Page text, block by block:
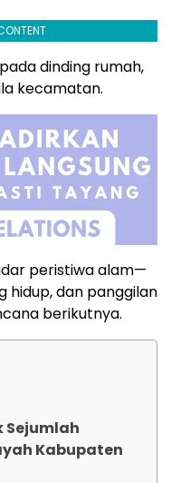
dinding rumah,
kecamatan.
peristiwa alam—
hidup, dan panggilan
berikutnya.
Sejumlah
Kabupaten